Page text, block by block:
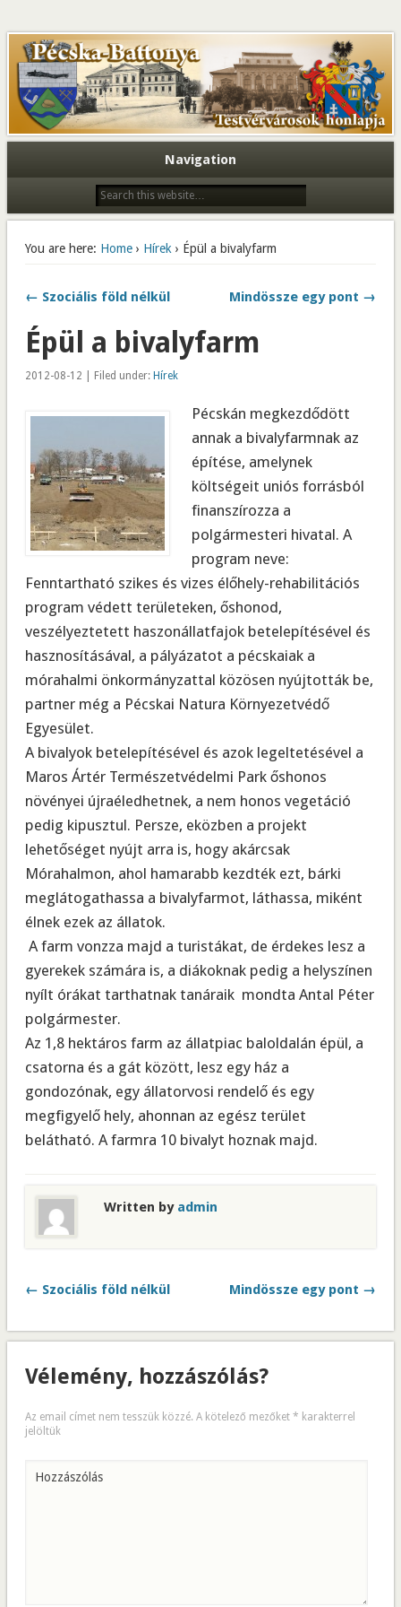
Navigation
You are here: Home› Hírek › Épül a bivalyfarm
← Szociális föld nélkül Mindössze egy pont →
Épül a bivalyfarm
2012-08-12 | Filed under: Hírek
Pécskán megkezdődött
annak a bivalyfarmnak az
építése, amelynek
költségeit uniós forrásból
finanszírozza a
polgármesteri hivatal. A
program neve:
Fenntartható szikes és vizes élőhely-rehabilitációs
program védett területeken, őshonod,
veszélyeztetett haszonállatfajok betelepítésével és
hasznosításával, a pályázatot a pécskaiak a
mórahalmi önkormányzattal közösen nyújtották be,
partner még a Pécskai Natura Környezetvédő
Egyesület.
A bivalyok betelepítésével és azok legeltetésével a
Maros Ártér Természetvédelmi Park őshonos
növényei újraéledhetnek, a nem honos vegetáció
pedig kipusztul. Persze, eközben a projekt
lehetőséget nyújt arra is, hogy akárcsak
Mórahalmon, ahol hamarabb kezdték ezt, bárki
meglátogathassa a bivalyfarmot, láthassa, miként
élnek ezek az állatok.
 A farm vonzza majd a turistákat, de érdekes lesz a
gyerekek számára is, a diákoknak pedig a helyszínen
nyílt órákat tarthatnak tanáraik  mondta Antal Péter
polgármester.
Az 1,8 hektáros farm az állatpiac baloldalán épül, a
csatorna és a gát között, lesz egy ház a
gondozónak, egy állatorvosi rendelő és egy
megfigyelő hely, ahonnan az egész terület
belátható. A farmra 10 bivalyt hoznak majd.
Written by admin
← Szociális föld nélkül Mindössze egy pont →
Vélemény, hozzászólás?
Az email címet nem tesszük közzé. A kötelező mezőket * karakterrel
jelöltük
Hozzászólás